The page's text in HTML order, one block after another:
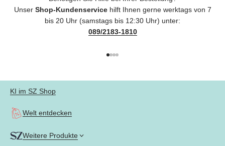
Unser Shop-Kundenservicehilft Ihnen gerne werktags von 7
bis 20 Uhr (samstags bis 12:30 Uhr) unter:
089/2183-1810
KI im SZ Shop
Welt entdecken
Weitere Produkte